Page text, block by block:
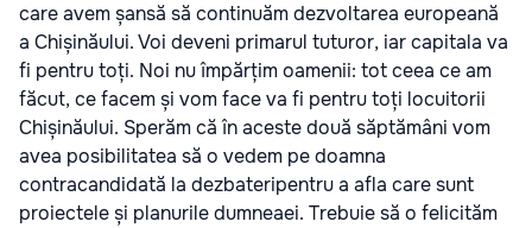
care avem șansă să continuăm dezvoltarea europeană
a Chișinăului. Voi deveni primarul tuturor, iar capitala va
fi pentru toți. Noi nu împărțim oamenii: tot ceea ce am
făcut, ce facem și vom face va fi pentru toți locuitorii
Chișinăului. Sperăm că în aceste două săptămâni vom
avea posibilitatea să o vedem pe doamna
contracandidată la dezbateripentru a afla care sunt
proiectele și planurile dumneaei. Trebuie să o felicităm